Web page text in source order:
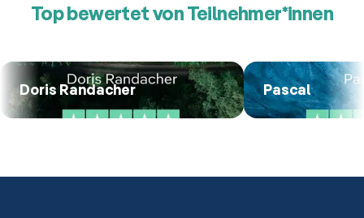
Top bewertet von Teilnehmer*innen
Doris Randacher Pascal